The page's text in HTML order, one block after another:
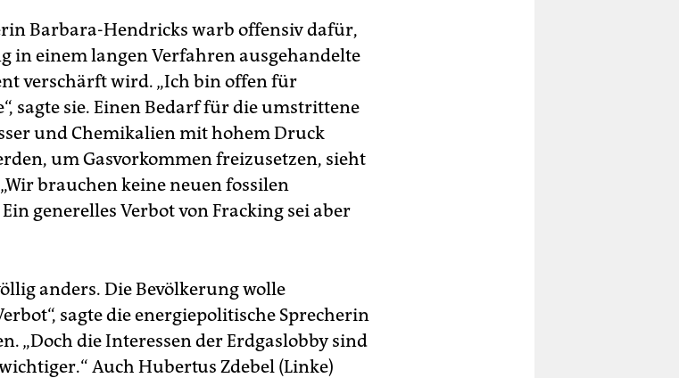
Barbara-Hendricks warb offensiv dafür,
in einem langen Verfahren ausgehandelte
verschärft wird. „Ich bin offen für
sagte sie. Einen Bedarf für die umstrittene
und Chemikalien mit hohem Druck
um Gasvorkommen freizusetzen, sieht
brauchen keine neuen fossilen
generelles Verbot von Fracking sei aber
anders. Die Bevölkerung wolle
sagte die energiepolitische Sprecherin
„Doch die Interessen der Erdgaslobby sind
Auch Hubertus Zdebel (Linke)